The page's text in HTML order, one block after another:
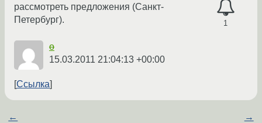
1
рассмотреть предложения (Санкт-
Петербург).
o
15.03.2011 21:04:13 +00:00
Ссылка
← →